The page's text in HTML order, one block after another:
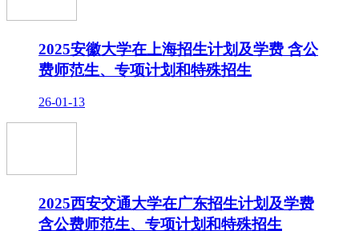
2025安徽大学在上海招生计划及学费 含公
费师范生、专项计划和特殊招生
26-01-13
2025西安交通大学在广东招生计划及学费
含公费师范生、专项计划和特殊招生